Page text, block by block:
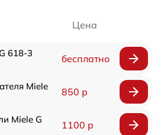
Цена
618-3
бесплатно
Miele
850 р
Miele G
1100 р